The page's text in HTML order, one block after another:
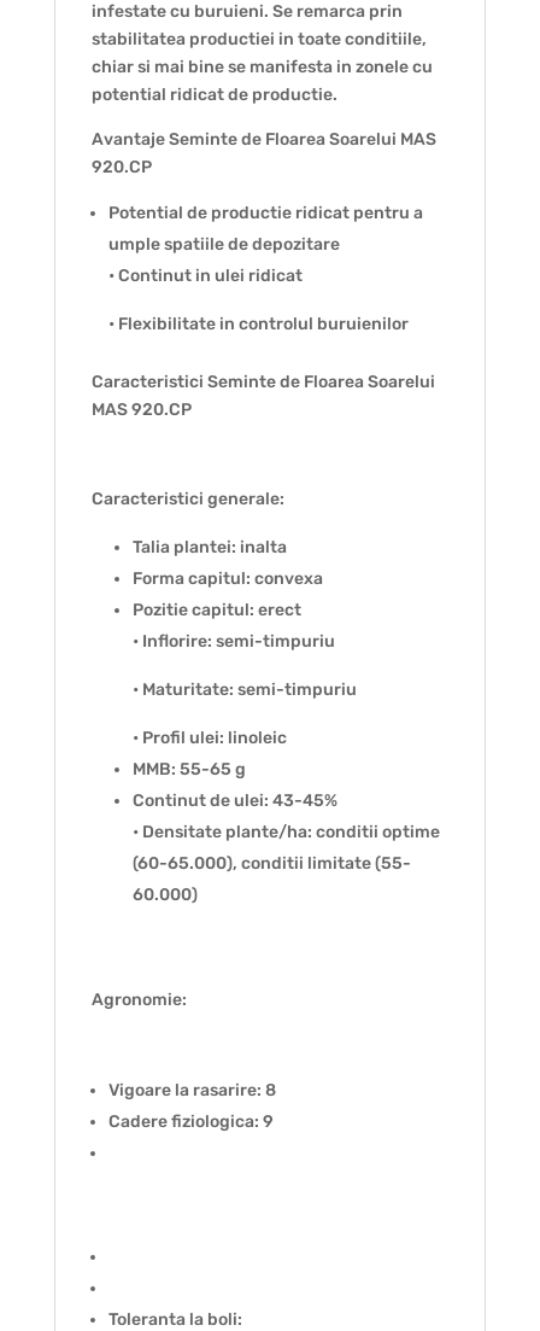
infestate cu buruieni. Se remarca prin
stabilitatea productiei in toate conditiile,
chiar si mai bine se manifesta in zonele cu
potential ridicat de productie.
Avantaje Seminte de Floarea Soarelui MAS
920.CP
Potential de productie ridicat pentru a
umple spatiile de depozitare
• Continut in ulei ridicat
• Flexibilitate in controlul buruienilor
Caracteristici Seminte de Floarea Soarelui
MAS 920.CP
Caracteristici generale:
Talia plantei: inalta
Forma capitul: convexa
Pozitie capitul: erect
• Inflorire: semi-timpuriu
• Maturitate: semi-timpuriu
• Profil ulei: linoleic
MMB: 55-65 g
Continut de ulei: 43-45%
• Densitate plante/ha: conditii optime
(60-65.000), conditii limitate (55-
60.000)
Agronomie:
Vigoare la rasarire: 8
Cadere fiziologica: 9
Toleranta la boli: